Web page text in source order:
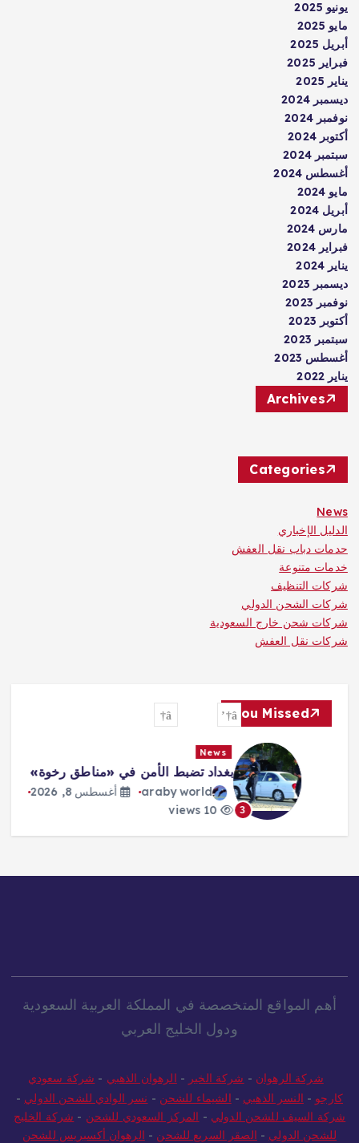
يونيو 2025
مايو 2025
أبريل 2025
فبراير 2025
يناير 2025
ديسمبر 2024
نوفمبر 2024
أكتوبر 2024
سبتمبر 2024
أغسطس 2024
مايو 2024
أبريل 2024
مارس 2024
فبراير 2024
يناير 2024
ديسمبر 2023
نوفمبر 2023
أكتوبر 2023
سبتمبر 2023
أغسطس 2023
يناير 2022
Archives
Categories
News
الدليل الإخباري
حدمات دباب نقل العفش
خدمات متنوعة
شركات التنظيف
شركات الشحن الدولي
شركات شحن خارج السعودية
شركات نقل العفش
You Missed
3
News
بغداد تضبط الأمن في «مناطق رخوة»
araby world
أغسطس 8, 2026
10 views
أهم المواقع المتخصصة في المملكة العربية السعودية
ودول الخليج العربي
شركة الرهوان - شركة الخير - الرهوان الذهبي - شركة سعودي
كارجو - النسر الذهبي - الشيماء للشحن - نسر الوادي للشحن الدولي -
شركة السيف للشحن الدولي - المركز السعودي للشحن - شركة الخليج
للشحن الدولي - الصقر السريع للشحن - الرهوان أكسبريس للشحن